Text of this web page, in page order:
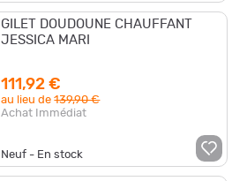
GILET DOUDOUNE CHAUFFANT
JESSICA MARI
111,92 €
au lieu de139,90 €
Achat Immédiat
Neuf - En stock